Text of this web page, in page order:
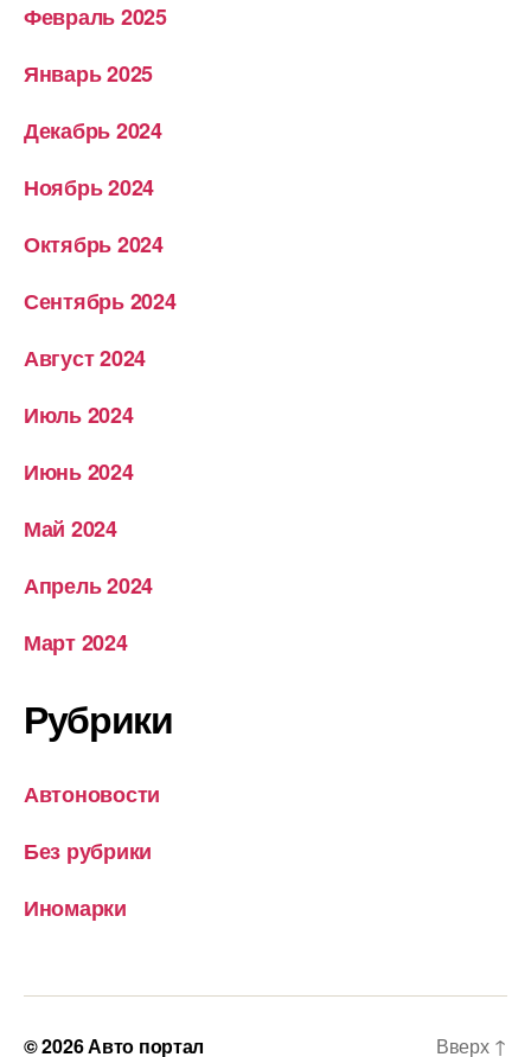
Февраль 2025
Январь 2025
Декабрь 2024
Ноябрь 2024
Октябрь 2024
Сентябрь 2024
Август 2024
Июль 2024
Июнь 2024
Май 2024
Апрель 2024
Март 2024
Рубрики
Автоновости
Без рубрики
Иномарки
© 2026Авто портал Вверх ↑